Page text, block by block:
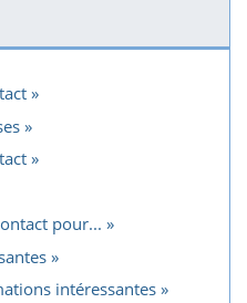
pour...
intéressantes